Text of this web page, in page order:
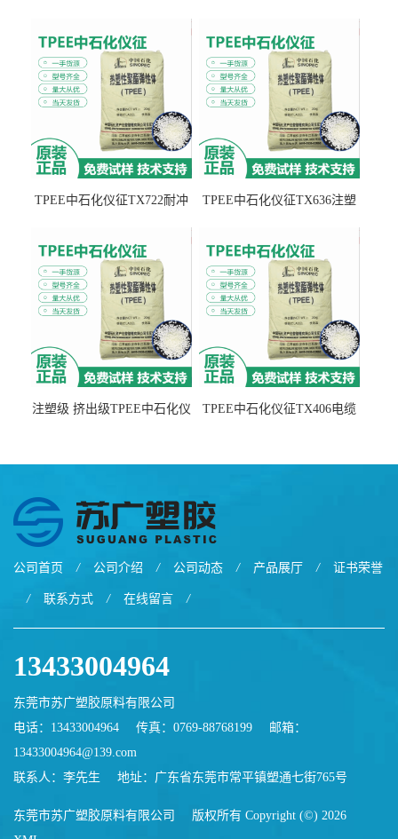
TPEE中石化仪征TX722耐冲
TPEE中石化仪征TX636注塑
注塑级 挤出级TPEE中石化仪
TPEE中石化仪征TX406电缆
公司首页 / 公司介绍 / 公司动态 / 产品展厅 / 证书荣誉
/ 联系方式 / 在线留言 /
13433004964
东莞市苏广塑胶原料有限公司
电话：13433004964
传真：0769-88768199
邮箱：
13433004964@139.com
联系人：李先生
地址：广东省东莞市常平镇塑通七街765号
东莞市苏广塑胶原料有限公司
版权所有 Copyright (©) 2026